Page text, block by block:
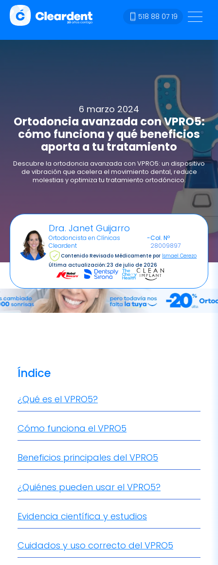
518 88 07 19
6 marzo 2024
Ortodoncia avanzada con VPRO5:
cómo funciona y qué beneficios
aporta a tu tratamiento
Descubre la ortodoncia avanzada con VPRO5: un dispositivo
de vibración que acelera el movimiento dental, reduce
molestias y optimiza tu tratamiento ortodóncico.
Dra. Janet Guijarro
Ortodoncista en Clínicas
Cleardent
-Col. Nº
28009897
Contenido Revisado Médicamente por Ismael Cerezo
Última actualización:23 de julio de 2026
Índice
¿Qué es el VPRO5?
Cómo funciona el VPRO5
Beneficios principales del VPRO5
¿Quiénes pueden usar el VPRO5?
Evidencia científica y estudios
Cuidados y uso correcto del VPRO5